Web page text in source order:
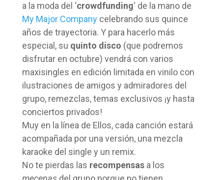
a la moda del ‘crowdfunding‘ de la mano de
My Major Companycelebrando sus quince
años de trayectoria. Y para hacerlo más
especial, su quinto disco (que podremos
disfrutar en octubre) vendrá con varios
maxisingles en edición limitada en vinilo con
ilustraciones de amigos y admiradores del
grupo, remezclas, temas exclusivos ¡y hasta
conciertos privados!
Muy en la línea de Ellos, cada canción estará
acompañada por una versión, una mezcla
karaoke del single y un remix.
No te pierdas las recompensasa los